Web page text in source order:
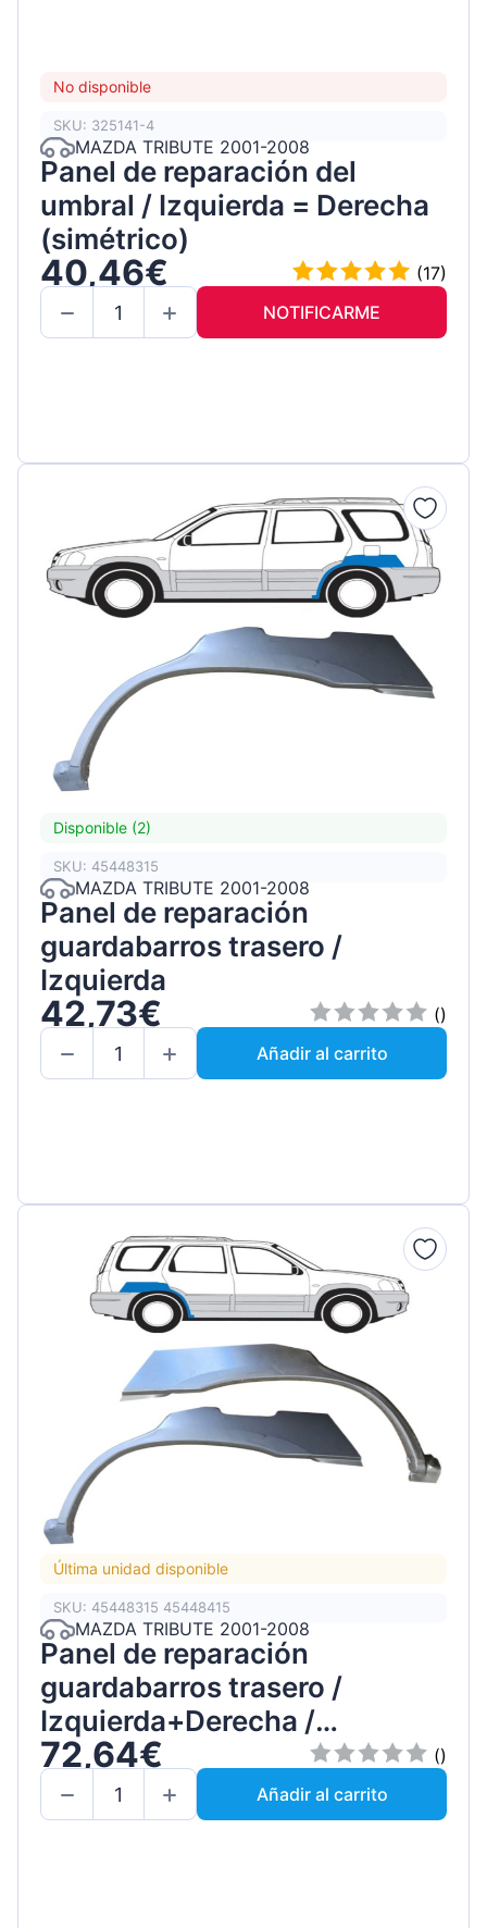
No disponible
SKU: 325141-4
MAZDA TRIBUTE 2001-2008
Panel de reparación del
umbral / Izquierda = Derecha
(simétrico)
40,46€
(17)
NOTIFICARME
Disponible (2)
SKU: 45448315
MAZDA TRIBUTE 2001-2008
Panel de reparación
guardabarros trasero /
Izquierda
42,73€
()
Añadir al carrito
Última unidad disponible
SKU: 45448315 45448415
MAZDA TRIBUTE 2001-2008
Panel de reparación
guardabarros trasero /
Izquierda+Derecha /
Conjunto
72,64€
()
Añadir al carrito